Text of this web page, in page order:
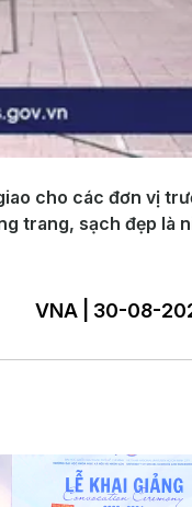
cho các đơn vị
trang, sạch đẹp là
VNA | 30-08-